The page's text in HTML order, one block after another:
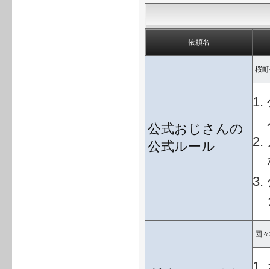
依頼名
公式おじさんの
公式ルール
桜
団